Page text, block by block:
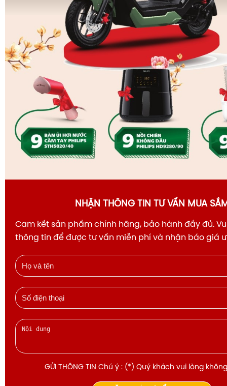
NHẬN THÔNG TIN TƯ VẤN MUA
Cam kết sản phẩm chính hãng, bảo hành đầy đủ.
thông tin để được tư vấn miễn phí và nhận báo giá
GỬI THÔNG TIN Chú ý : (*) Quý khách vui lòng